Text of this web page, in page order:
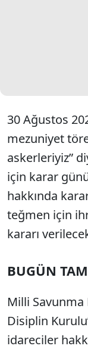
30 Ağustos
mezuniyet
askerleriyiz”
için karar
hakkında
teğmen için
kararı
BUGÜN
Milli Savunma
Disiplin
idareciler